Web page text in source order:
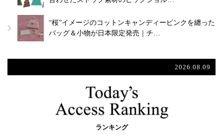
“桜”イメージのコットンキャンディーピンクを纏った
バッグ＆小物が日本限定発売｜チ…
2026.08.09
ランキング